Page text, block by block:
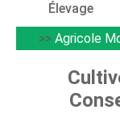
Élevage
>> Agricole